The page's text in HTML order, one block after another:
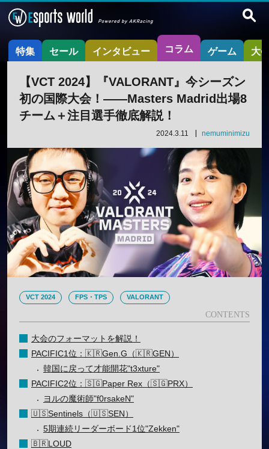
特集 セール インタビュー コラム ゲーム 大
【VCT 2024】『VALORANT』今シーズン
初の国際大会！——Masters Madrid出場8
チーム＋注目選手徹底解説！
2024.3.11 nemuminimizu
VCT 2024 FPS・TPS VALORANT
大会のフォーマットを解説！
PACIFIC1位：🇰🇷Gen.G（🇰🇷GEN）
韓国に戻って才能開花"t3xture"
PACIFIC2位：🇸🇬Paper Rex（🇸🇬PRX）
ヨルの魔術師"f0rsakeN"
🇺🇸Sentinels（🇺🇸SEN）
5期連続リーダーボード1位"Zekken"
🇧🇷LOUD